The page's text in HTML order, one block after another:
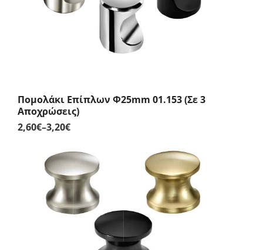
Πομολάκι Επίπλων Φ25mm 01.153 (Σε 3
Αποχρώσεις)
2,60€–3,20€Price
range:
2,60€
through
3,20€